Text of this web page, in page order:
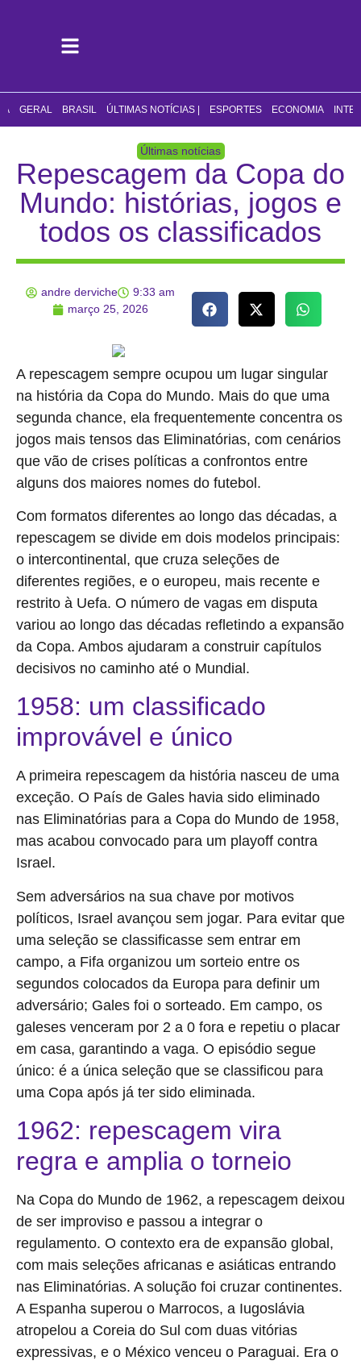
GERAL BRASIL ÚLTIMAS NOTÍCIAS | ESPORTES ECONOMIA
Últimas notícias
Repescagem da Copa do
Mundo: histórias, jogos e
todos os classificados
andre derviche
9:33 am
março 25, 2026
A repescagem sempre ocupou um lugar singular
na história da Copa do Mundo. Mais do que uma
segunda chance, ela frequentemente concentra os
jogos mais tensos das Eliminatórias, com cenários
que vão de crises políticas a confrontos entre
alguns dos maiores nomes do futebol.
Com formatos diferentes ao longo das décadas, a
repescagem se divide em dois modelos principais:
o intercontinental, que cruza seleções de
diferentes regiões, e o europeu, mais recente e
restrito à Uefa. O número de vagas em disputa
variou ao longo das décadas refletindo a expansão
da Copa. Ambos ajudaram a construir capítulos
decisivos no caminho até o Mundial.
1958: um classificado
improvável e único
A primeira repescagem da história nasceu de uma
exceção. O País de Gales havia sido eliminado
nas Eliminatórias para a Copa do Mundo de 1958,
mas acabou convocado para um playoff contra
Israel.
Sem adversários na sua chave por motivos
políticos, Israel avançou sem jogar. Para evitar que
uma seleção se classificasse sem entrar em
campo, a Fifa organizou um sorteio entre os
segundos colocados da Europa para definir um
adversário; Gales foi o sorteado. Em campo, os
galeses venceram por 2 a 0 fora e repetiu o placar
em casa, garantindo a vaga. O episódio segue
único: é a única seleção que se classificou para
uma Copa após já ter sido eliminada.
1962: repescagem vira
regra e amplia o torneio
Na Copa do Mundo de 1962, a repescagem deixou
de ser improviso e passou a integrar o
regulamento. O contexto era de expansão global,
com mais seleções africanas e asiáticas entrando
nas Eliminatórias. A solução foi cruzar continentes.
A Espanha superou o Marrocos, a Iugoslávia
atropelou a Coreia do Sul com duas vitórias
expressivas, e o México venceu o Paraguai. Era o